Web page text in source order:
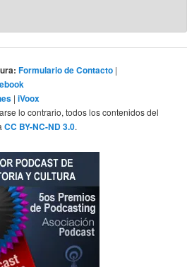
Formulario de Contacto |
|iVoox
lo contrario, todos los contenidos del
CC BY-NC-ND 3.0.